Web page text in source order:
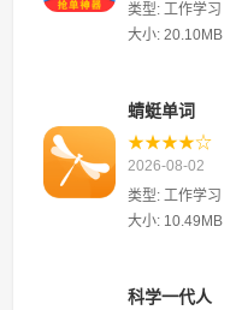
类型: 工作学习
大小: 20.10MB
蜻蜓单词
★★★★☆
2026-08-02
类型: 工作学习
大小: 10.49MB
科学一代人